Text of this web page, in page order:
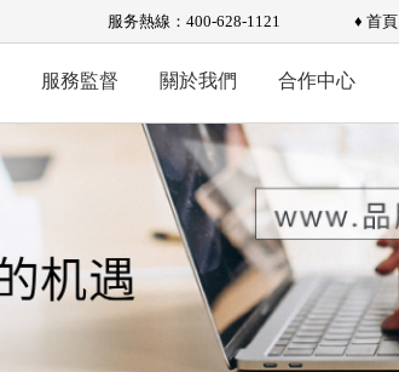
服务熱線：400-628-1121 ♦ 首頁
服務監督 關於我們 合作中心